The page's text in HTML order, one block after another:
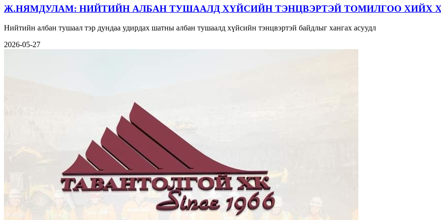
Ж.НЯМДУЛАМ: НИЙТИЙН АЛБАН ТУШААЛД ХҮЙСИЙН ТЭНЦВЭРТЭЙ ТОМИЛГОО ХИЙХ
Нийтийн албан тушаал тэр дундаа удирдах шатны албан тушаалд хүйсийн тэнцвэртэй байдлыг хангах асуудл
2026-05-27